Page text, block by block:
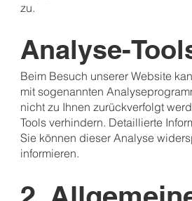
zu.
Analyse-
Beim Besuch unserer Website
mit sogenannten
nicht zu Ihnen zurückverfolgt
Tools verhindern. Detaillierte
Sie können dieser Analyse
informieren.